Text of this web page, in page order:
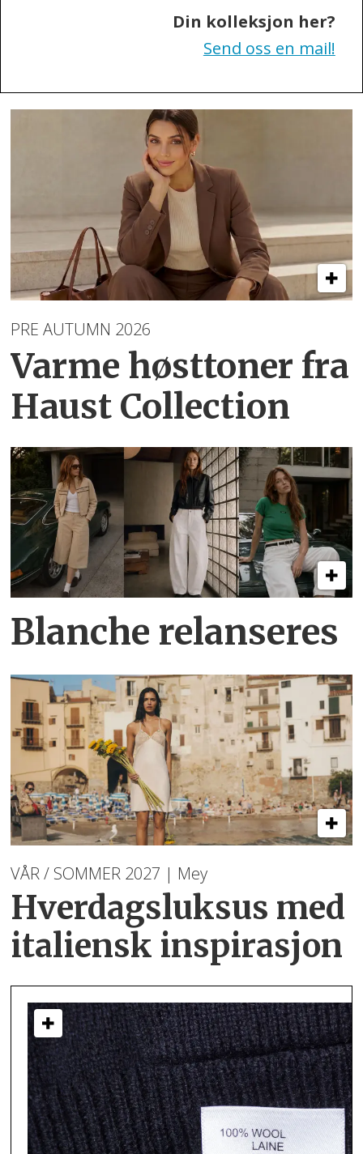
Din kolleksjon her?
Send oss en mail!
PRE AUTUMN 2026
Varme høsttoner fra
Haust Collection
Blanche relanseres
VÅR / SOMMER 2027 | Mey
Hverdagsluksus med
italiensk inspirasjon